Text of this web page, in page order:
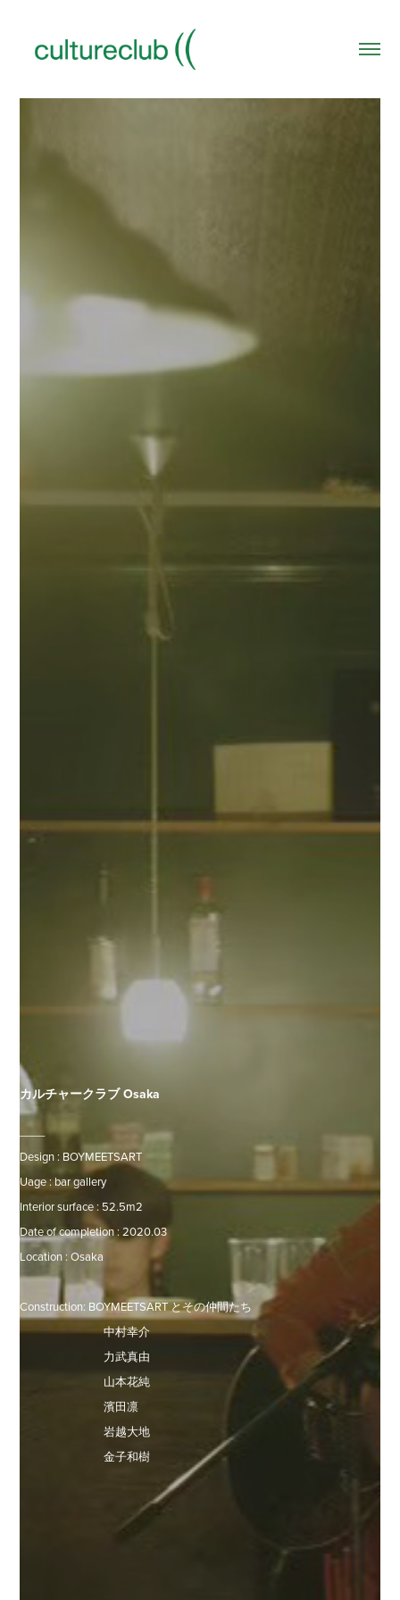
カルチャークラブ Osaka
Design : BOYMEETSART
Uage : bar gallery
Interior surface : 52.5m2
Date of completion : 2020.03
Location : Osaka
Construction: BOYMEETSART とその仲間たち
中村幸介
力武真由
山本花純
濱田凛
岩越大地